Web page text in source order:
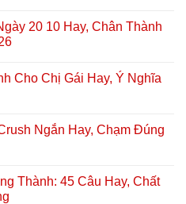
20 10 Hay, Chân Thành
Cho Chị Gái Hay, Ý Nghĩa
Ngắn Hay, Chạm Đúng
Thành: 45 Câu Hay, Chất